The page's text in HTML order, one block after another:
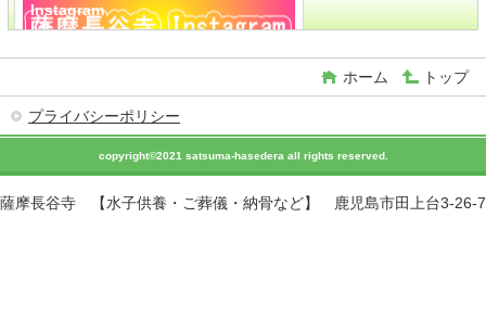
Instagram
ホーム トップ
プライバシーポリシー
copyright©2021 satsuma-hasedera all rights reserved.
薩摩長谷寺 【水子供養・ご葬儀・納骨など】 鹿児島市田上台3-26-7